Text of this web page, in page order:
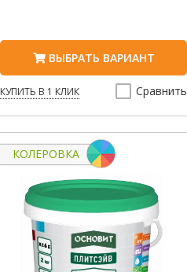
ВЫБРАТЬ ВАРИАНТ
КУПИТЬ В 1 КЛИК Сравнить
КОЛЕРОВКА